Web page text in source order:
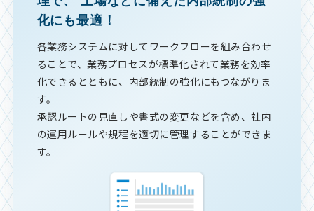
化にも最適！
各業務システムに対してワークフローを組み合わせ
ることで、業務プロセスが標準化されて業務を効率
化できるとともに、内部統制の強化にもつながりま
す。
承認ルートの見直しや書式の変更などを含め、社内
の運用ルールや規程を適切に管理することができま
す。